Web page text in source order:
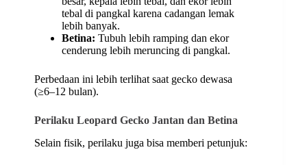
tebal di pangkal karena cadangan lemak
lebih banyak.
Betina: Tubuh lebih ramping dan ekor
cenderung lebih meruncing di pangkal.
Perbedaan ini lebih terlihat saat gecko dewasa
(≥6–12 bulan).
Perilaku Leopard Gecko Jantan dan Betina
Selain fisik, perilaku juga bisa memberi petunjuk: